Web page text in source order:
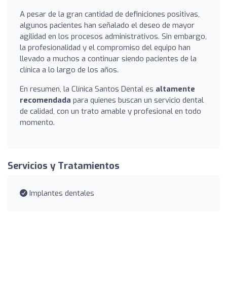
A pesar de la gran cantidad de definiciones positivas,
algunos pacientes han señalado el deseo de mayor
agilidad en los procesos administrativos. Sin embargo,
la profesionalidad y el compromiso del equipo han
llevado a muchos a continuar siendo pacientes de la
clínica a lo largo de los años.
En resumen, la Clínica Santos Dental es altamente
recomendada para quienes buscan un servicio dental
de calidad, con un trato amable y profesional en todo
momento.
Servicios y Tratamientos
Implantes dentales